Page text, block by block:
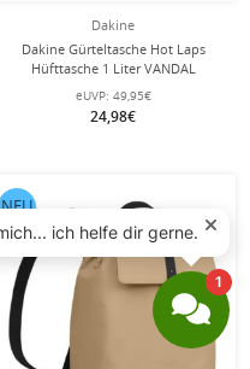
Dakine
Dakine Gürteltasche Hot Laps
Hüfttasche 1 Liter VANDAL
schwarz/türkis
eUVP: 49,95€
24,98€
NEU